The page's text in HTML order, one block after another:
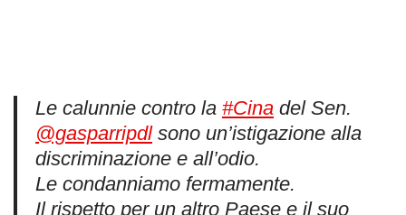
Le calunnie contro la #Cina del Sen.
@gasparripdlsono un’istigazione alla
discriminazione e all’odio.
Le condanniamo fermamente.
Il rispetto per un altro Paese e il suo